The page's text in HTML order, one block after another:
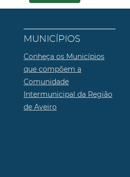
MUNICÍPIOS
Conheça os Municípios
que compõem a
Comunidade
Intermunicipal da Região
de Aveiro